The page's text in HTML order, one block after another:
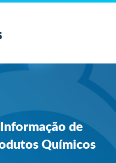
Informação de
Químicos